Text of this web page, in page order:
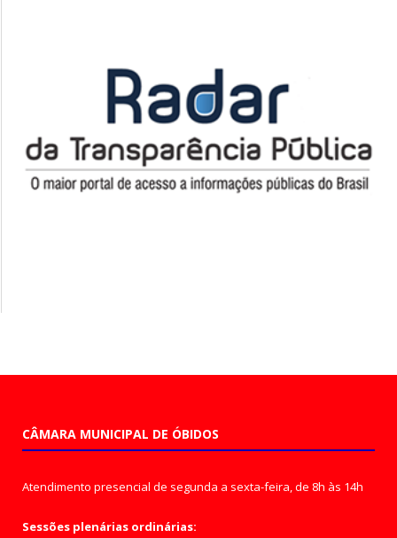
CÂMARA MUNICIPAL DE ÓBIDOS
Atendimento presencial de segunda a sexta-feira, de 8h às 14h
Sessões plenárias ordinárias: